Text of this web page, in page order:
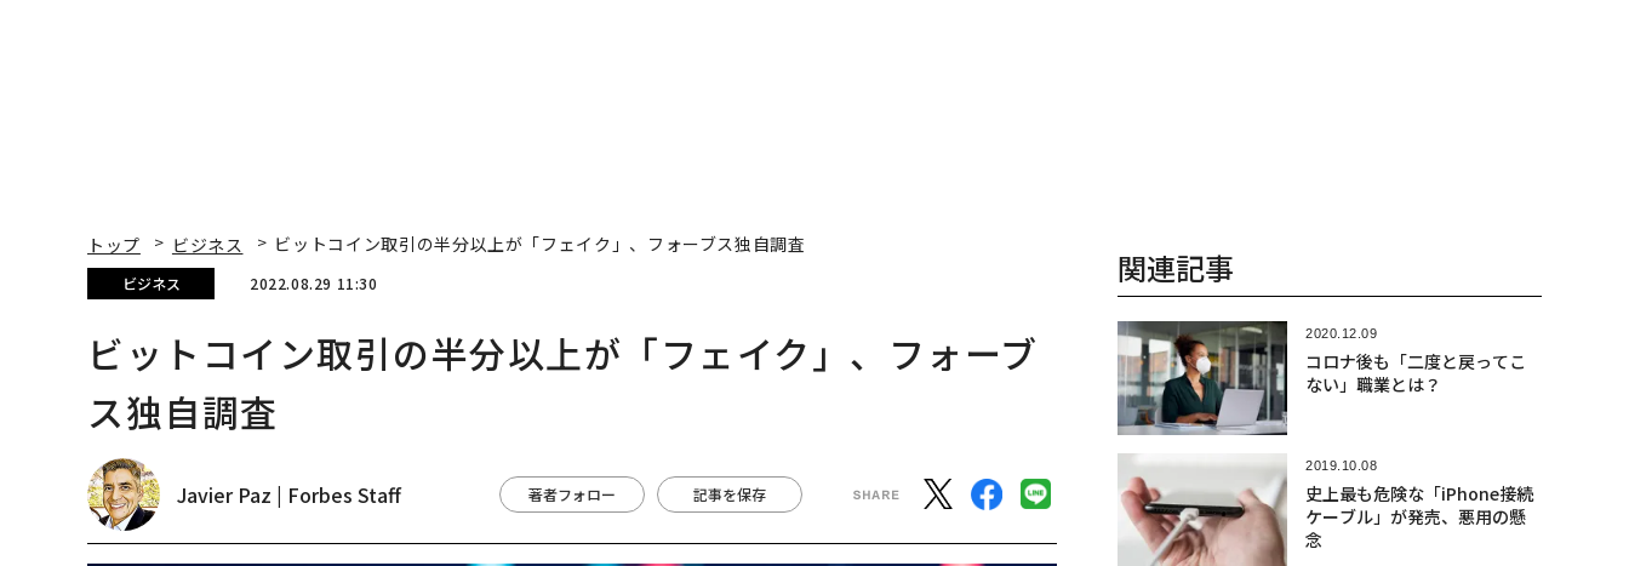
トップ ビジネス ビットコイン取引の半分以上が「フェイク」、フォーブス独自調査
ビジネス 2022.08.29 11:30
ビットコイン取引の半分以上が「フェイク」、フォーブ
ス独自調査
Javier Paz | Forbes Staff 著者フォロー 記事を保存
関連記事
2020.12.09
コロナ後も「二度と戻ってこ
ない」職業とは？
2019.10.08
史上最も危険な「iPhone接続
ケーブル」が発売、悪用の懸
念